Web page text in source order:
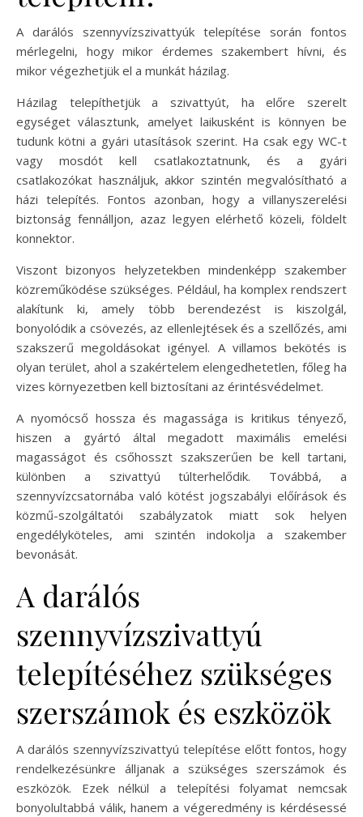
A darálós szennyvízszivattyúk telepítése során fontos
mérlegelni, hogy mikor érdemes szakembert hívni, és
mikor végezhetjük el a munkát házilag.
Házilag telepíthetjük a szivattyút, ha előre szerelt
egységet választunk, amelyet laikusként is könnyen be
tudunk kötni a gyári utasítások szerint. Ha csak egy WC-t
vagy mosdót kell csatlakoztatnunk, és a gyári
csatlakozókat használjuk, akkor szintén megvalósítható a
házi telepítés. Fontos azonban, hogy a villanyszerelési
biztonság fennálljon, azaz legyen elérhető közeli, földelt
konnektor.
Viszont bizonyos helyzetekben mindenképp szakember
közreműködése szükséges. Például, ha komplex rendszert
alakítunk ki, amely több berendezést is kiszolgál,
bonyolódik a csövezés, az ellenlejtések és a szellőzés, ami
szakszerű megoldásokat igényel. A villamos bekötés is
olyan terület, ahol a szakértelem elengedhetetlen, főleg ha
vizes környezetben kell biztosítani az érintésvédelmet.
A nyomócső hossza és magassága is kritikus tényező,
hiszen a gyártó által megadott maximális emelési
magasságot és csőhosszt szakszerűen be kell tartani,
különben a szivattyú túlterhelődik. Továbbá, a
szennyvízcsatornába való kötést jogszabályi előírások és
közmű-szolgáltatói szabályzatok miatt sok helyen
engedélyköteles, ami szintén indokolja a szakember
bevonását.
A darálós
szennyvízszivattyú
telepítéséhez szükséges
szerszámok és eszközök
A darálós szennyvízszivattyú telepítése előtt fontos, hogy
rendelkezésünkre álljanak a szükséges szerszámok és
eszközök. Ezek nélkül a telepítési folyamat nemcsak
bonyolultabbá válik, hanem a végeredmény is kérdésessé